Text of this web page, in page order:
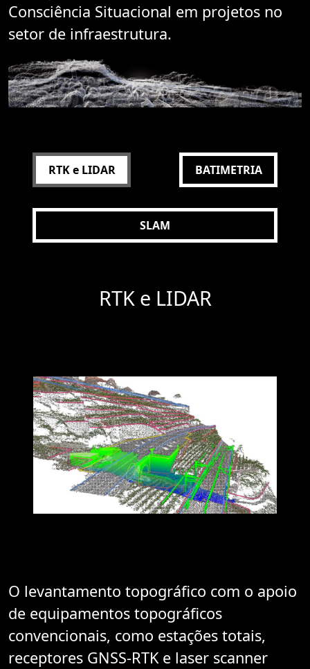
Consciência Situacional em projetos no
setor de infraestrutura.
RTK e LIDAR BATIMETRIA
SLAM
RTK e LIDAR
O levantamento topográfico com o apoio
de equipamentos topográficos
convencionais, como estações totais,
receptores GNSS-RTK e laser scanner